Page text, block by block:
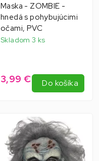
Maska - ZOMBIE -
hnedá s pohybujúcimi
očami, PVC
Skladom 3 ks
3,99 € Do košíka